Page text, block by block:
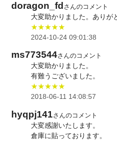
doragon_fd さんのコメント
大変助かりました。ありが
★★★★★
2024-10-24 09:01:38
ms773544さんのコメント
大変助かりました。
有難うございました。
★★★★★
2018-06-11 14:08:57
hyqpj141さんのコメント
大変感謝いたします。
倉庫に貼っております。